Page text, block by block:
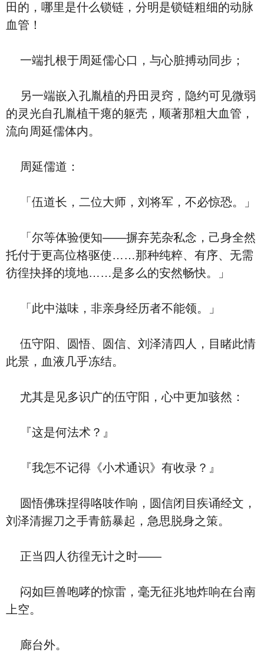
田的，哪里是什么锁链，分明是锁链粗细的动脉
血管！
一端扎根于周延儒心口，与心脏搏动同步；
另一端嵌入孔胤植的丹田灵窍，隐约可见微弱
的灵光自孔胤植干瘪的躯壳，顺著那粗大血管，
流向周延儒体内。
周延儒道：
「伍道长，二位大师，刘将军，不必惊恐。」
「尔等体验便知——摒弃芜杂私念，己身全然
托付于更高位格驱使……那种纯粹、有序、无需
彷徨抉择的境地……是多么的安然畅快。」
「此中滋味，非亲身经历者不能领。」
伍守阳、圆悟、圆信、刘泽清四人，目睹此情
此景，血液几乎冻结。
尤其是见多识广的伍守阳，心中更加骇然：
『这是何法术？』
『我怎不记得《小术通识》有收录？』
圆悟佛珠捏得咯吱作响，圆信闭目疾诵经文，
刘泽清握刀之手青筋暴起，急思脱身之策。
正当四人彷徨无计之时——
闷如巨兽咆哮的惊雷，毫无征兆地炸响在台南
上空。
廊台外。